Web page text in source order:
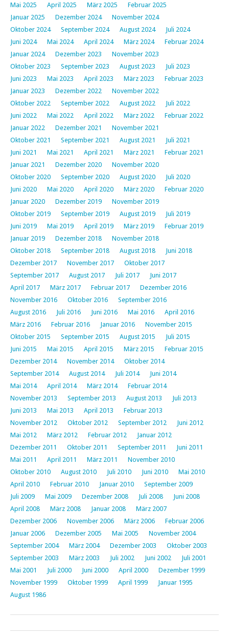
Mai 2025
April 2025 März 2025
Februar 2025
Januar 2025
Dezember 2024
November 2024
Oktober 2024
September 2024 August 2024
Juli 2024
Juni 2024
Mai 2024 April 2024 März 2024
Februar 2024
Januar 2024
Dezember 2023
November 2023
Oktober 2023
September 2023 August 2023
Juli 2023
Juni 2023
Mai 2023 April 2023 März 2023
Februar 2023
Januar 2023
Dezember 2022
November 2022
Oktober 2022
September 2022 August 2022
Juli 2022
Juni 2022
Mai 2022 April 2022 März 2022
Februar 2022
Januar 2022
Dezember 2021
November 2021
Oktober 2021
September 2021 August 2021
Juli 2021
Juni 2021
Mai 2021 April 2021 März 2021
Februar 2021
Januar 2021
Dezember 2020
November 2020
Oktober 2020
September 2020 August 2020
Juli 2020
Juni 2020
Mai 2020 April 2020 März 2020
Februar 2020
Januar 2020
Dezember 2019
November 2019
Oktober 2019
September 2019 August 2019
Juli 2019
Juni 2019
Mai 2019 April 2019 März 2019
Februar 2019
Januar 2019
Dezember 2018
November 2018
Oktober 2018
September 2018 August 2018
Juni 2018
Dezember 2017
November 2017
Oktober 2017
September 2017
August 2017 Juli 2017
Juni 2017
April 2017
März 2017 Februar 2017
Dezember 2016
November 2016
Oktober 2016
September 2016
August 2016
Juli 2016 Juni 2016 Mai 2016
April 2016
März 2016
Februar 2016 Januar 2016
November 2015
Oktober 2015
September 2015 August 2015
Juli 2015
Juni 2015
Mai 2015 April 2015 März 2015
Februar 2015
Dezember 2014
November 2014
Oktober 2014
September 2014
August 2014 Juli 2014
Juni 2014
Mai 2014
April 2014 März 2014
Februar 2014
November 2013
September 2013 August 2013
Juli 2013
Juni 2013
Mai 2013 April 2013
Februar 2013
November 2012
Oktober 2012 September 2012
Juni 2012
Mai 2012
März 2012 Februar 2012
Januar 2012
Dezember 2011
Oktober 2011 September 2011
Juni 2011
Mai 2011
April 2011 März 2011
November 2010
Oktober 2010
August 2010 Juli 2010 Juni 2010
Mai 2010
April 2010
Februar 2010 Januar 2010
September 2009
Juli 2009
Mai 2009 Dezember 2008 Juli 2008
Juni 2008
April 2008
März 2008 Januar 2008
März 2007
Dezember 2006
November 2006 März 2006
Februar 2006
Januar 2006
Dezember 2005 Mai 2005
November 2004
September 2004
März 2004 Dezember 2003
Oktober 2003
September 2003
März 2003 Juli 2002 Juni 2002
Juli 2001
Mai 2001
Juli 2000 Juni 2000 April 2000
Dezember 1999
November 1999
Oktober 1999 April 1999
Januar 1995
August 1986